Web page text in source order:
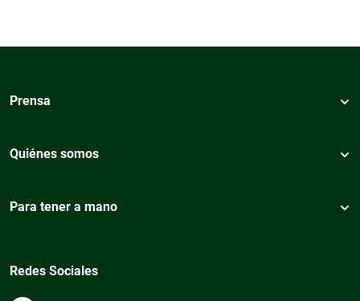
Prensa
Quiénes somos
Para tener a mano
Redes Sociales